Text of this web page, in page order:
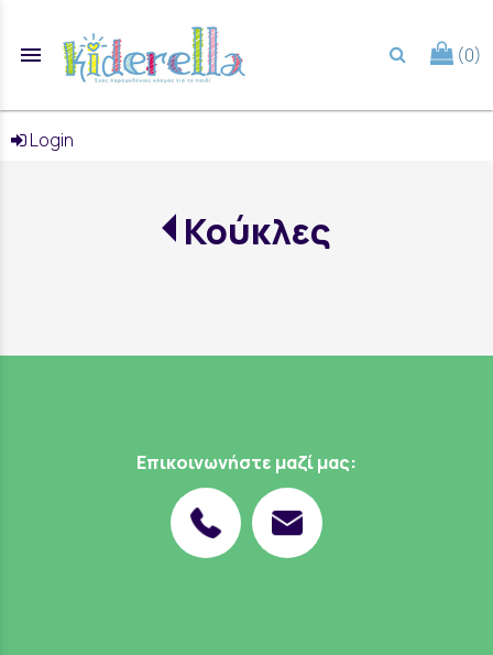
menu (0)
Login
Κούκλες
Επικοινωνήστε μαζί μας: